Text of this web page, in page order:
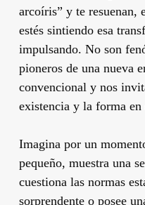
arcoíris” y te resuenan,
estés sintiendo esa
impulsando. No son
pioneros de una nueva
convencional y nos
existencia y la forma
Imagina por un
pequeño, muestra una
cuestiona las normas
sorprendente o posee